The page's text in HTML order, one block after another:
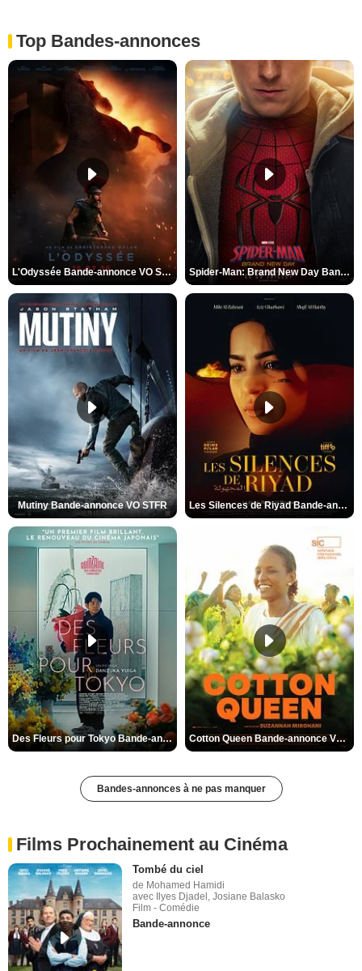
Top Bandes-annonces
L'Odyssée Bande-annonce VO STFR Spider-Man: Brand New Day Bande-annonce VO STFR
Mutiny Bande-annonce VO STFR Les Silences de Riyad Bande-annonce VO STFR
Des Fleurs pour Tokyo Bande-annonce VO STFR Cotton Queen Bande-annonce VO STFR
Bandes-annonces à ne pas manquer
Films Prochainement au Cinéma
Tombé du ciel
de Mohamed Hamidi
avec Ilyes Djadel, Josiane Balasko
Film - Comédie
Bande-annonce